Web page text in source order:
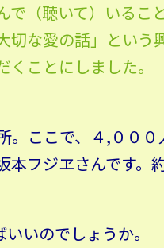
（聴いて）いるこ
切な愛の話」という
ことにしました。
ここで、４,００
フジヱさんです。
いのでしょうか。